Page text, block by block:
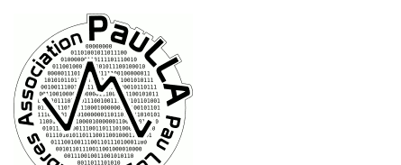
contenu.
Aller
à
la
navigation